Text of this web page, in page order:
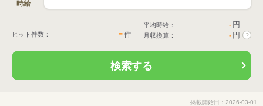
時給
ヒット件数： -件
平均時給： - 円
月収換算： - 円 ?
検索する
掲載開始日：2026-03-01